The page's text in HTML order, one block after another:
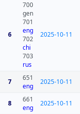
6
700
gen
701
eng
702
chi
703
rus
2025-10-11
7
651
eng
2025-10-11
8
661
eng
2025-10-11